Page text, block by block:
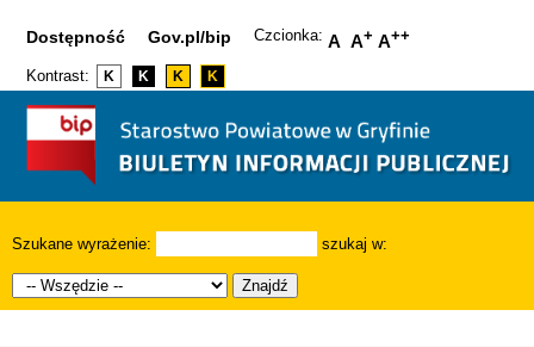
Dostępność Gov.pl/bip Czcionka: A A+ A++
Kontrast: K K K K
Szukane wyrażenie: szukaj w:
Znajdź